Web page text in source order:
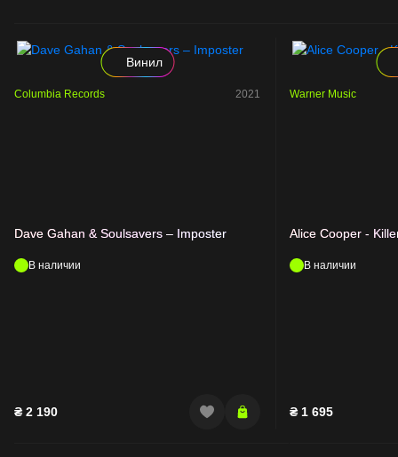
Винил
Columbia Records 2021
Dave Gahan & Soulsavers – Imposter
В наличии
₴ 2 190
Warner Music
Alice Cooper -
В наличии
₴ 1 695